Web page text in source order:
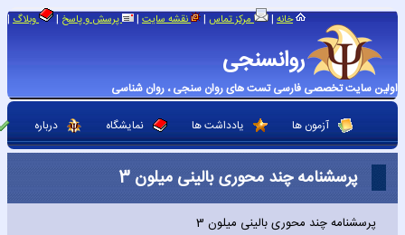
روانسنجی
اولین سایت تخصصی فارسی تست های روان سنجی ، روان شناسی
خانه | مرکز تماس | نقشه سایت | پرسش و پاسخ | وبلاگ |
آزمون ها یادداشت ها نمایشگاه درباره
پرسشنامه چند محوری بالینی میلون 3
پرسشنامه چند محوری بالینی میلون 3